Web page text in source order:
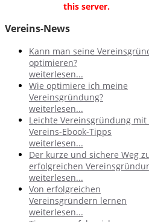
this server.
Vereins-News
Kann man seine
optimieren?
weiterlesen...
Wie optimiere ich meine
Vereinsgründung?
weiterlesen...
Leichte Vereinsgründung mit
Vereins-Ebook-Tipps
weiterlesen...
Der kurze und sichere Weg
erfolgreichen
weiterlesen...
Von erfolgreichen
Vereinsgründern lernen
weiterlesen...